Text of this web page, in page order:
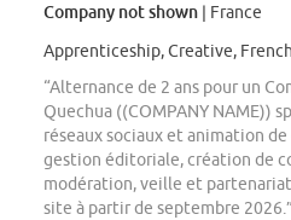
Company not shown | France
Apprenticeship, Creative, French
“Alternance de 2 ans pour un
Quechua ((COMPANY NAME))
réseaux sociaux et animation
gestion éditoriale, création de
modération, veille et
site à partir de septembre 2026.”